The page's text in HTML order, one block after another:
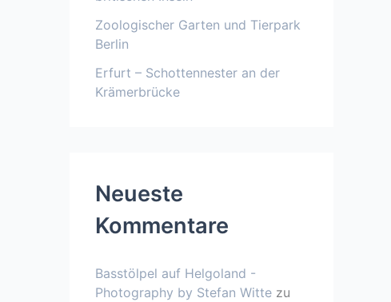
Zoologischer Garten und Tierpark
Berlin
Erfurt – Schottennester an der
Krämerbrücke
Neueste
Kommentare
Basstölpel auf Helgoland -
Photography by Stefan Witte zu